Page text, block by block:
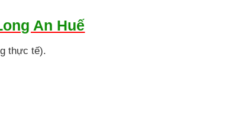
An Huế
thực tế).